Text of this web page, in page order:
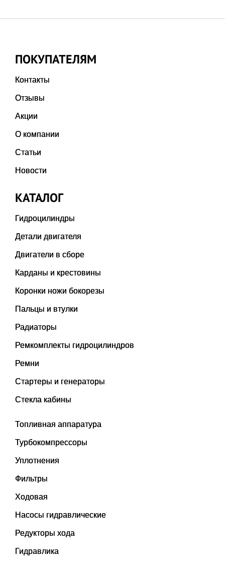
ПОКУПАТЕЛЯМ
Контакты
Отзывы
Акции
О компании
Статьи
Новости
КАТАЛОГ
Гидроцилиндры
Детали двигателя
Двигатели в сборе
Карданы и крестовины
Коронки ножи бокорезы
Пальцы и втулки
Радиаторы
Ремкомплекты гидроцилиндров
Ремни
Стартеры и генераторы
Стекла кабины
Топливная аппаратура
Турбокомпрессоры
Уплотнения
Фильтры
Ходовая
Насосы гидравлические
Редукторы хода
Гидравлика